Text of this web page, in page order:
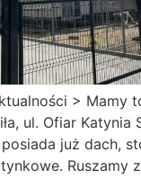
> Mamy
ul. Ofiar
już dach,
Ruszamy